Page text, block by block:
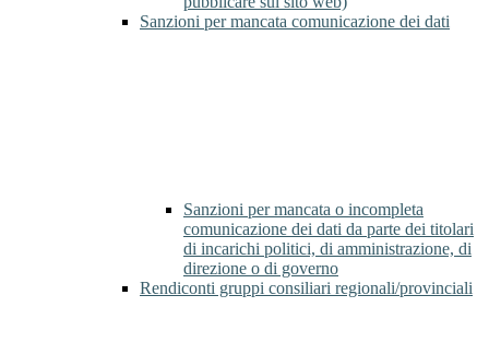
Sanzioni per mancata comunicazione dei dati
Sanzioni per mancata o incompleta
comunicazione dei dati da parte dei titolari
di incarichi politici, di amministrazione, di
direzione o di governo
Rendiconti gruppi consiliari regionali/provinciali